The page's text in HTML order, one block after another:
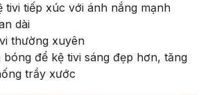
tivi tiếp xúc với ánh nắng mạnh
dài
thường xuyên
bóng để kệ tivi sáng đẹp hơn, tăng
trầy xước